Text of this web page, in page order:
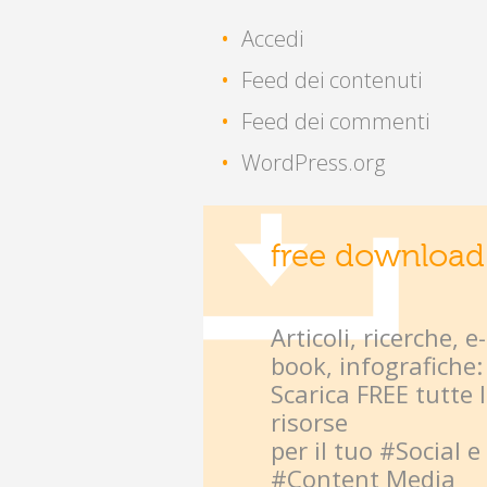
Accedi
Feed dei contenuti
Feed dei commenti
WordPress.org
free download
Articoli, ricerche, e-
book, infografiche:
Scarica FREE tutte
risorse
per il tuo #Social e
#Content Media